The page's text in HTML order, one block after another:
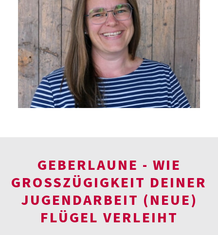
GEBERLAUNE - WIE
GROSSZÜGIGKEIT DEINER J
UGENDARBEIT (NEUE) F
LÜGEL VERLEIHT